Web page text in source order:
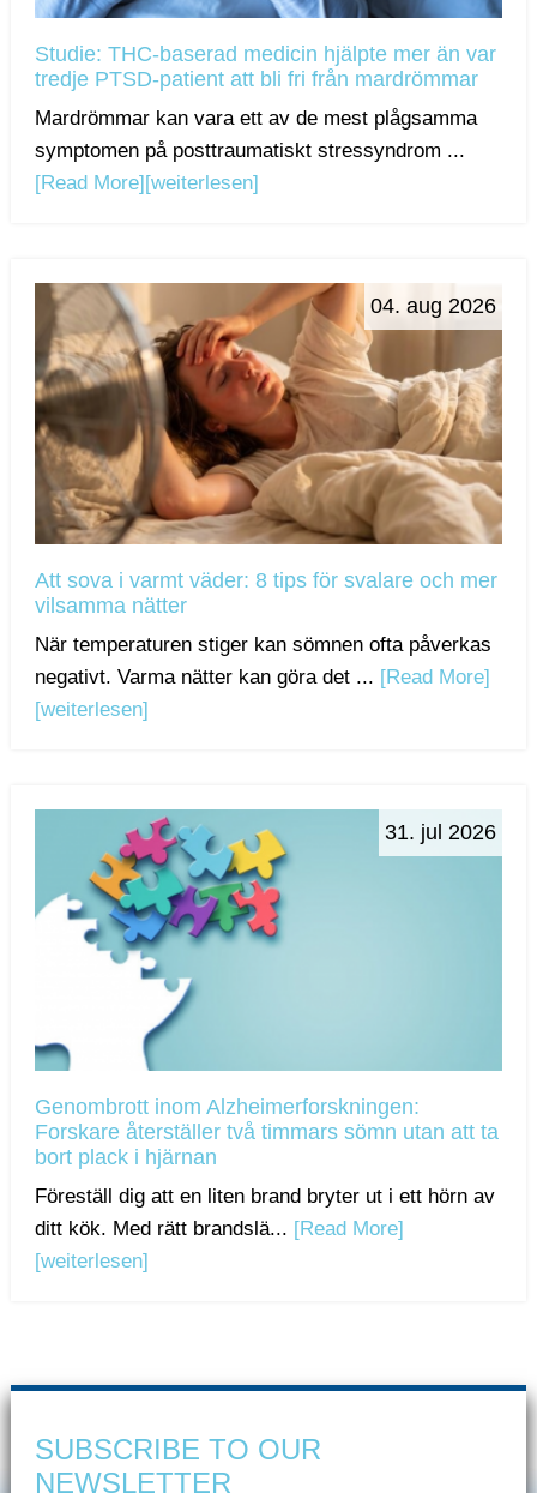
Studie: THC-baserad medicin hjälpte mer än var
tredje PTSD-patient att bli fri från mardrömmar
Mardrömmar kan vara ett av de mest plågsamma
symptomen på posttraumatiskt stressyndrom ...
[Read More][weiterlesen]
04. aug 2026
Att sova i varmt väder: 8 tips för svalare och mer
vilsamma nätter
När temperaturen stiger kan sömnen ofta påverkas
negativt. Varma nätter kan göra det ... [Read More]
[weiterlesen]
31. jul 2026
Genombrott inom Alzheimerforskningen:
Forskare återställer två timmars sömn utan att ta
bort plack i hjärnan
Föreställ dig att en liten brand bryter ut i ett hörn av
ditt kök. Med rätt brandslä... [Read More]
[weiterlesen]
SUBSCRIBE TO OUR
NEWSLETTER